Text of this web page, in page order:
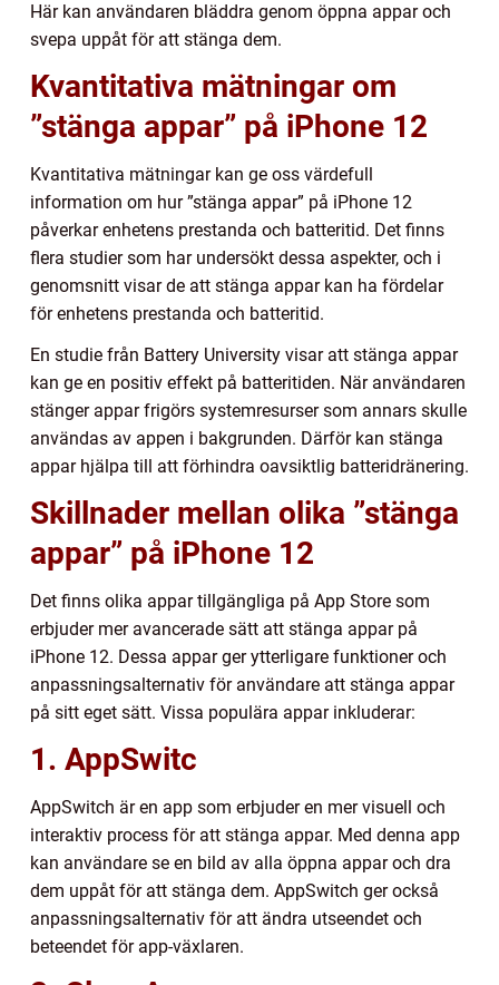
Här kan användaren bläddra genom öppna appar och
svepa uppåt för att stänga dem.
Kvantitativa mätningar om
”stänga appar” på iPhone 12
Kvantitativa mätningar kan ge oss värdefull
information om hur ”stänga appar” på iPhone 12
påverkar enhetens prestanda och batteritid. Det finns
flera studier som har undersökt dessa aspekter, och i
genomsnitt visar de att stänga appar kan ha fördelar
för enhetens prestanda och batteritid.
En studie från Battery University visar att stänga appar
kan ge en positiv effekt på batteritiden. När användaren
stänger appar frigörs systemresurser som annars skulle
användas av appen i bakgrunden. Därför kan stänga
appar hjälpa till att förhindra oavsiktlig batteridränering.
Skillnader mellan olika ”stänga
appar” på iPhone 12
Det finns olika appar tillgängliga på App Store som
erbjuder mer avancerade sätt att stänga appar på
iPhone 12. Dessa appar ger ytterligare funktioner och
anpassningsalternativ för användare att stänga appar
på sitt eget sätt. Vissa populära appar inkluderar:
1. AppSwitc
AppSwitch är en app som erbjuder en mer visuell och
interaktiv process för att stänga appar. Med denna app
kan användare se en bild av alla öppna appar och dra
dem uppåt för att stänga dem. AppSwitch ger också
anpassningsalternativ för att ändra utseendet och
beteendet för app-växlaren.